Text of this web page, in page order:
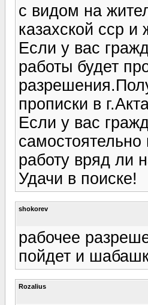
с видом на
казахской сср и
Если у вас
работы будет
прописки в
Если у вас
работу вряд ли
Удачи в поиске!
shokorev
рабочее
пойдет и
Rozalius